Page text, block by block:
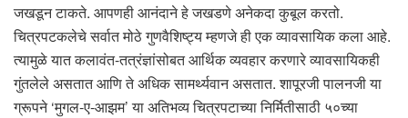
जखडून टाकते. आपणही आनंदाने हे जखडणे अनेकदा कुबूल करतो.
चित्रपटकलेचे सर्वात मोठे गुणवैशिष्ट्य म्हणजे ही एक व्यावसायिक कला आहे.
त्यामुळे यात कलावंत-तत्रंज्ञांसोबत आर्थिक व्यवहार करणारे व्यावसायिकही
गुंतलेले असतात आणि ते अधिक सामर्थ्यवान असतात. शापूरजी पालनजी या
ग्रूपने ‘मुगल-ए-आझम’ या अतिभव्य चित्रपटाच्या निर्मितीसाठी ५०च्या